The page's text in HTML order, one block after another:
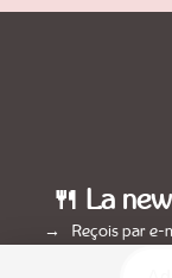
🍴 La
Reçois par e-